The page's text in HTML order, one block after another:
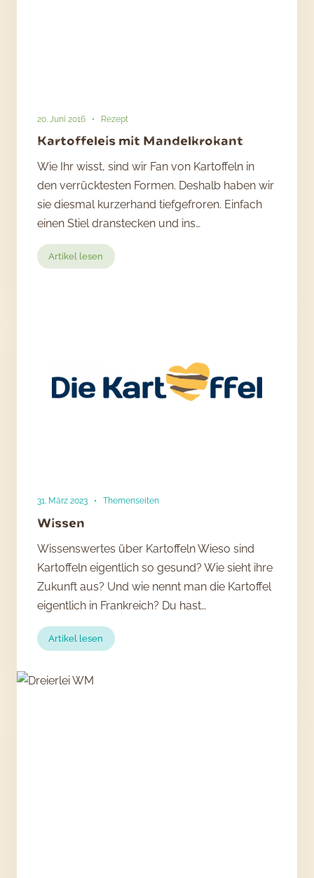
20. Juni 2016 • Rezept
Kartoffeleis mit Mandelkrokant
Wie Ihr wisst, sind wir Fan von Kartoffeln in
den verrücktesten Formen. Deshalb haben wir
sie diesmal kurzerhand tiefgefroren. Einfach
einen Stiel dranstecken und ins…
Artikel lesen
Kartoffeleis
31. März 2023 • Themenseiten
Wissen
Wissenswertes über Kartoffeln Wieso sind
Kartoffeln eigentlich so gesund? Wie sieht ihre
Zukunft aus? Und wie nennt man die Kartoffel
eigentlich in Frankreich? Du hast…
Artikel lesen
Wissen